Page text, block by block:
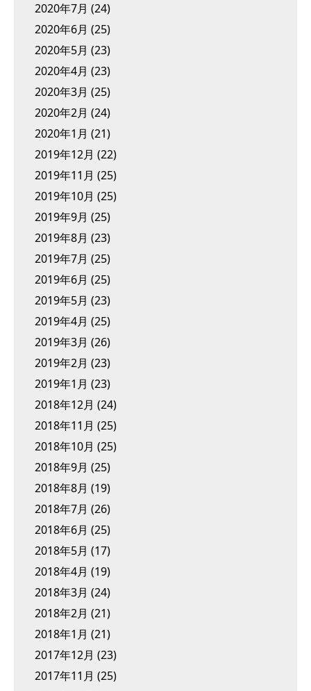
2020年7月 (24)
2020年6月 (25)
2020年5月 (23)
2020年4月 (23)
2020年3月 (25)
2020年2月 (24)
2020年1月 (21)
2019年12月 (22)
2019年11月 (25)
2019年10月 (25)
2019年9月 (25)
2019年8月 (23)
2019年7月 (25)
2019年6月 (25)
2019年5月 (23)
2019年4月 (25)
2019年3月 (26)
2019年2月 (23)
2019年1月 (23)
2018年12月 (24)
2018年11月 (25)
2018年10月 (25)
2018年9月 (25)
2018年8月 (19)
2018年7月 (26)
2018年6月 (25)
2018年5月 (17)
2018年4月 (19)
2018年3月 (24)
2018年2月 (21)
2018年1月 (21)
2017年12月 (23)
2017年11月 (25)